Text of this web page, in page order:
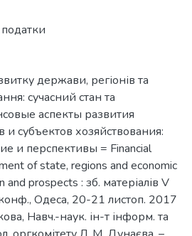
податки
держави, регіонів та
сучасний стан та
аспекты развития
и субъектов хозяйствования:
и перспективы = Financial
of state, regions and economic
prospects : зб. матеріалів V
Одеса, 20-21 листоп. 2017
Навч.-наук. ін-т інформ. та